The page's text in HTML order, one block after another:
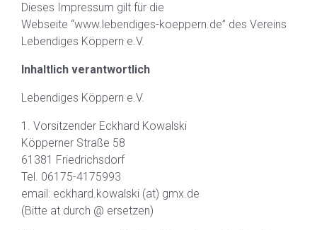
Dieses Impressum gilt für die
Webseite “www.lebendiges-koeppern.de” des Vereins
Lebendiges Köppern e.V.
Inhaltlich verantwortlich
Lebendiges Köppern e.V.
1. Vorsitzender Eckhard Kowalski
Köpperner Straße 58
61381 Friedrichsdorf
Tel. 06175-4175993
email: eckhard.kowalski (at) gmx.de
(Bitte at durch @ ersetzen)